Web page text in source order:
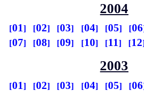
2004
01 02 03 04 05
06
07
08 09 10 11 12
2003
01 02 03 04 05
06